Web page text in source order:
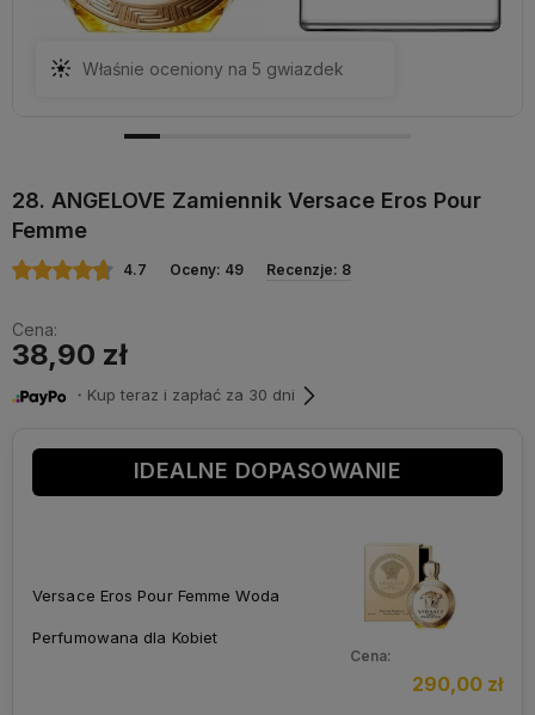
Właśnie oceniony na 5 gwiazdek
28. ANGELOVE Zamiennik Versace Eros Pour
Femme
4.7 Oceny: 49 Recenzje: 8
Cena:
38,90 zł
・Kup teraz i zapłać za 30 dni
IDEALNE DOPASOWANIE
Versace Eros Pour Femme Woda
Perfumowana dla Kobiet
Cena:
290,00 zł